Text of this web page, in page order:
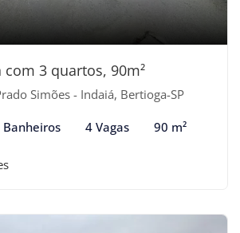
com 3 quartos, 90m²
Simões - Indaiá, Bertioga-SP
Banheiros 4 Vagas 90 m²